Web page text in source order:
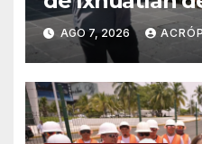
AGO 7, 2026